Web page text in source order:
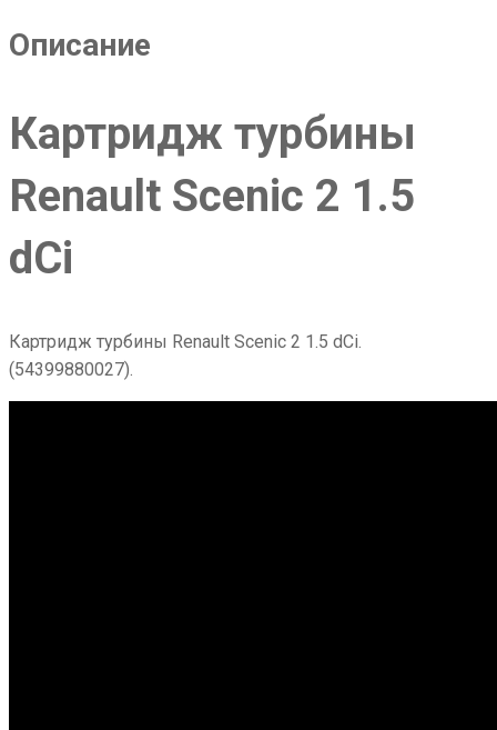
Описание
Картридж турбины
Renault Scenic 2 1.5
dCi
Картридж турбины Renault Scenic 2 1.5 dCi.
(54399880027).